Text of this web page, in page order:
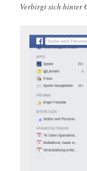
Verbirgt sich hinter